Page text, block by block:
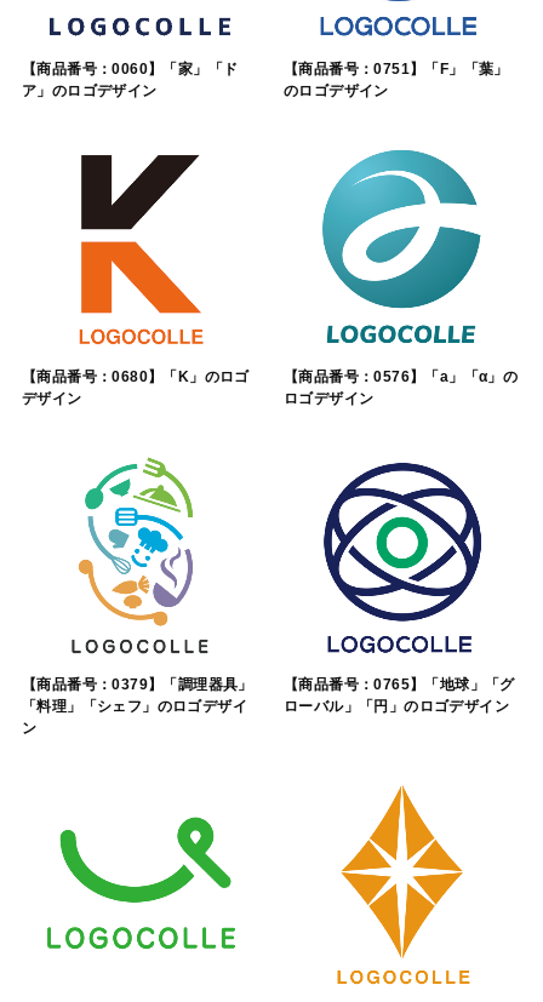
【商品番号：0060】「家」「ド
ア」のロゴデザイン
【商品番号：0751】「F」「葉」
のロゴデザイン
【商品番号：0680】「K」のロゴ
デザイン
【商品番号：0576】「a」「α」の
ロゴデザイン
【商品番号：0379】「調理器具」
「料理」「シェフ」のロゴデザイ
ン
【商品番号：0765】「地球」「グ
ローバル」「円」のロゴデザイン